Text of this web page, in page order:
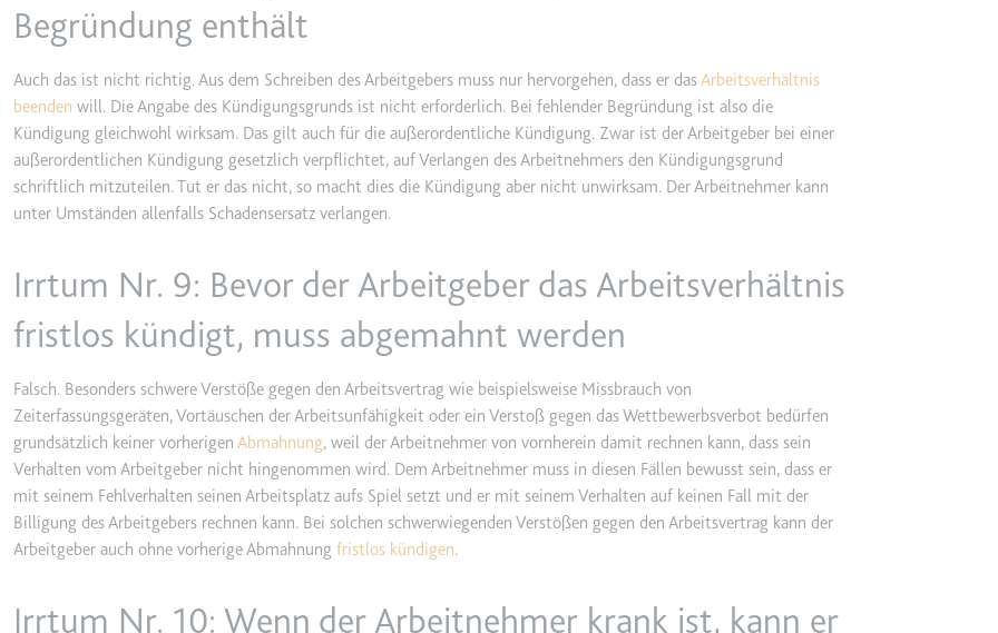
ytidb::LAST_RESULT_ENTRY_KEY
Anbieter:
youtube.com
Zweck:
Wird verwendet, um die Interaktion der Nutzer mit eingebetteten Inhalten zu
HTML Local Storage
YtIdbMeta#databases
Anbieter:
youtube.com
Zweck:
Wird verwendet, um die Interaktion der Nutzer mit eingebetteten Inhalten zu
Ablauf:
Beständig
Typ:
IndexedDB
Begründung enthält
Auch das ist nicht richtig. Aus dem Schreiben des Arbeitgebers muss nur hervorgehen, dass er dasArbeitsverhältnis
beenden will. Die Angabe des Kündigungsgrunds ist nicht erforderlich. Bei fehlender Begründung ist also die
Kündigung gleichwohl wirksam. Das gilt auch für die außerordentliche Kündigung. Zwar ist der Arbeitgeber bei einer
außerordentlichen Kündigung gesetzlich verpflichtet, auf Verlangen des Arbeitnehmers den Kündigungsgrund
schriftlich mitzuteilen. Tut er das nicht, so macht dies die Kündigung aber nicht unwirksam. Der Arbeitnehmer kann
unter Umständen allenfalls Schadensersatz verlangen.
Irrtum Nr. 9: Bevor der Arbeitgeber das Arbeitsverhältnis
fristlos kündigt, muss abgemahnt werden
Falsch. Besonders schwere Verstöße gegen den Arbeitsvertrag wie beispielsweise Missbrauch von
Zeiterfassungsgeräten, Vortäuschen der Arbeitsunfähigkeit oder ein Verstoß gegen das Wettbewerbsverbot bedürfen
grundsätzlich keiner vorherigen Abmahnung, weil der Arbeitnehmer von vornherein damit rechnen kann, dass sein
Verhalten vom Arbeitgeber nicht hingenommen wird. Dem Arbeitnehmer muss in diesen Fällen bewusst sein, dass er
mit seinem Fehlverhalten seinen Arbeitsplatz aufs Spiel setzt und er mit seinem Verhalten auf keinen Fall mit der
Billigung des Arbeitgebers rechnen kann. Bei solchen schwerwiegenden Verstößen gegen den Arbeitsvertrag kann der
Arbeitgeber auch ohne vorherige Abmahnung fristlos kündigen.
Irrtum Nr. 10: Wenn der Arbeitnehmer krank ist, kann er